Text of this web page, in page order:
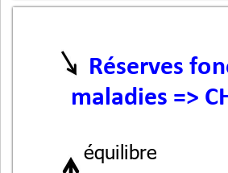
Réserves
maladies =>
équilibre